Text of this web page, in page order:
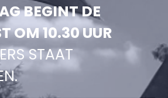
BEGINT DE
OM 10.30 UUR
STAAT